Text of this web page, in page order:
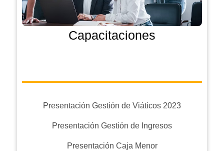
Capacitaciones
Presentación Gestión de Viáticos 2023
Presentación Gestión de Ingresos
Presentación Caja Menor